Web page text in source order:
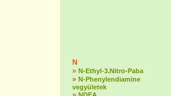
N
» N-Ethyl-3.Nitro-Paba
» N-Phenylendiamine
vegyületek